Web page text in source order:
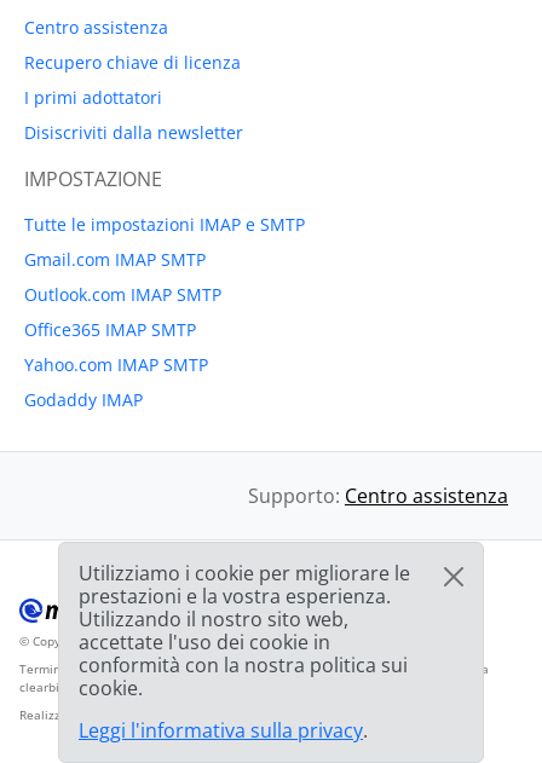
Centro assistenza
Recupero chiave di licenza
I primi adottatori
Disiscriviti dalla newsletter
IMPOSTAZIONE
Tutte le impostazioni IMAP e SMTP
Gmail.com IMAP SMTP
Outlook.com IMAP SMTP
Office365 IMAP SMTP
Yahoo.com IMAP SMTP
Godaddy IMAP
Supporto: Centro assistenza
© Copyright 2012-2026 Mailbird™Tutti i diritti riservati.
Termini di servizio Informativa sulla privacy Mappa del sito Logo del fornitore da
clearbit.com
Realizzato con
Utilizziamo i cookie per migliorare le
prestazioni e la vostra esperienza.
Utilizzando il nostro sito web,
accettate l'uso dei cookie in
conformità con la nostra politica sui
cookie.
Leggi l'informativa sulla privacy.